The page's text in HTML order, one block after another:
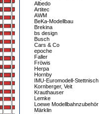
Albedo
Artitec
AWM
BeKa-Modellbau
Brekina
bs design
Busch
Cars & Co
epoche
Faller
Fröwis
Herpa
Hornby
IMU-Euromodell-Stettnisch
Kornberger, Veit
Krauthauser
Lemke
Loewe Modellbahnzubehör
Märklin